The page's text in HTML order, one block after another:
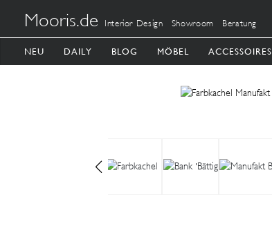
Mooris.de Interior Design Showroom Beratung
NEU DAILY BLOG MÖBEL ACCESSOIRES